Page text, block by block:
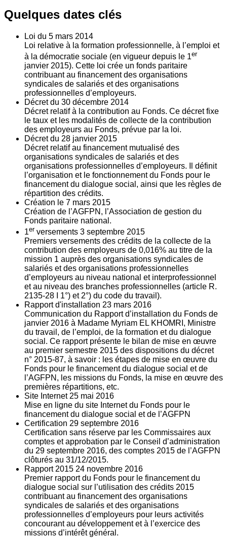
Quelques dates clés
Loi du 5 mars 2014
Loi relative à la formation professionnelle, à l’emploi et
à la démocratie sociale (en vigueur depuis le 1er
janvier 2015). Cette loi crée un fonds paritaire
contribuant au financement des organisations
syndicales de salariés et des organisations
professionnelles d’employeurs.
Décret du 30 décembre 2014
Décret relatif à la contribution au Fonds. Ce décret fixe
le taux et les modalités de collecte de la contribution
des employeurs au Fonds, prévue par la loi.
Décret du 28 janvier 2015
Décret relatif au financement mutualisé des
organisations syndicales de salariés et des
organisations professionnelles d’employeurs. Il définit
l’organisation et le fonctionnement du Fonds pour le
financement du dialogue social, ainsi que les règles de
répartition des crédits.
Création le 7 mars 2015
Création de l’AGFPN, l’Association de gestion du
Fonds paritaire national.
1er versements 3 septembre 2015
Premiers versements des crédits de la collecte de la
contribution des employeurs de 0,016% au titre de la
mission 1 auprès des organisations syndicales de
salariés et des organisations professionnelles
d’employeurs au niveau national et interprofessionnel
et au niveau des branches professionnelles (article R.
2135‐28 I 1°) et 2°) du code du travail).
Rapport d'installation 23 mars 2016
Communication du Rapport d’installation du Fonds de
janvier 2016 à Madame Myriam EL KHOMRI, Ministre
du travail, de l’emploi, de la formation et du dialogue
social. Ce rapport présente le bilan de mise en œuvre
au premier semestre 2015 des dispositions du décret
n° 2015-87, à savoir : les étapes de mise en œuvre du
Fonds pour le financement du dialogue social et de
l’AGFPN, les missions du Fonds, la mise en œuvre des
premières répartitions, etc.
Site Internet 25 mai 2016
Mise en ligne du site Internet du Fonds pour le
financement du dialogue social et de l’AGFPN
Certification 29 septembre 2016
Certification sans réserve par les Commissaires aux
comptes et approbation par le Conseil d’administration
du 29 septembre 2016, des comptes 2015 de l’AGFPN
clôturés au 31/12/2015.
Rapport 2015 24 novembre 2016
Premier rapport du Fonds pour le financement du
dialogue social sur l’utilisation des crédits 2015
contribuant au financement des organisations
syndicales de salariés et des organisations
professionnelles d’employeurs pour leurs activités
concourant au développement et à l’exercice des
missions d’intérêt général.